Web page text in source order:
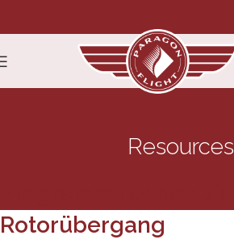
Resources
Rotorübergang